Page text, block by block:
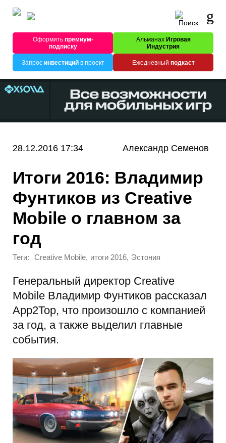
Оформитьпремиум-
подписку
Альманах Игровая
Индустрия
Запрос инвестицийв проект Ежедневный подкаст
28.12.2016 17:34 Александр Семенов
Итоги 2016: Владимир
Фунтиков из Creative
Mobile о главном за
год
Теги: Creative Mobile, итоги 2016, Эстония
Генеральный директор Creative
Mobile Владимир Фунтиков рассказал
App2Top, что произошло с компанией
за год, а также выделил главные
события.